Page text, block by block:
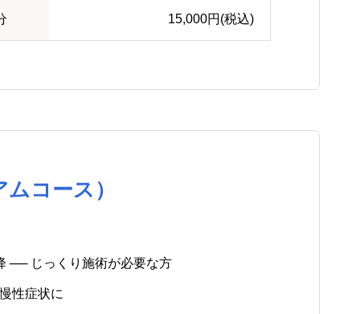
15,000円(税込)
コース）
── じっくり施術が必要な方
性症状に